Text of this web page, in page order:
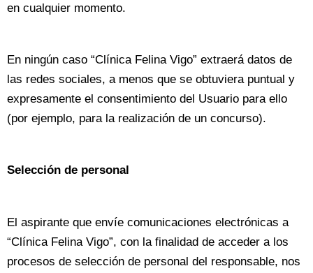
en cualquier momento.
En ningún caso “Clínica Felina Vigo” extraerá datos de
las redes sociales, a menos que se obtuviera puntual y
expresamente el consentimiento del Usuario para ello
(por ejemplo, para la realización de un concurso).
Selección de personal
El aspirante que envíe comunicaciones electrónicas a
“Clínica Felina Vigo”, con la finalidad de acceder a los
procesos de selección de personal del responsable, nos